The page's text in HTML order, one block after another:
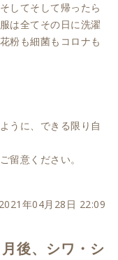
してそして帰ったら
は全てその日に洗濯
粉も細菌もコロナも
うに、できる限り自
留意ください。
2021年04月28日 22:09
後、シワ・シ